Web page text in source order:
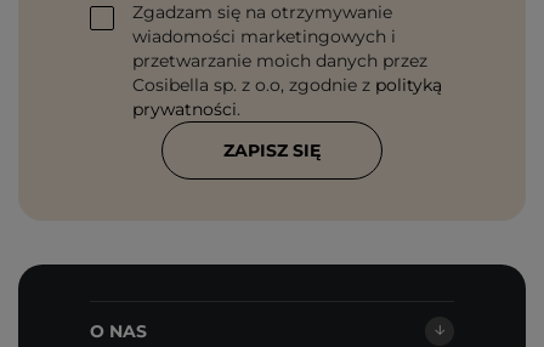
Zgadzam się na otrzymywanie
wiadomości marketingowych i
przetwarzanie moich danych przez
Cosibella sp. z o.o, zgodnie z polityką
prywatności.
ZAPISZ SIĘ
O NAS